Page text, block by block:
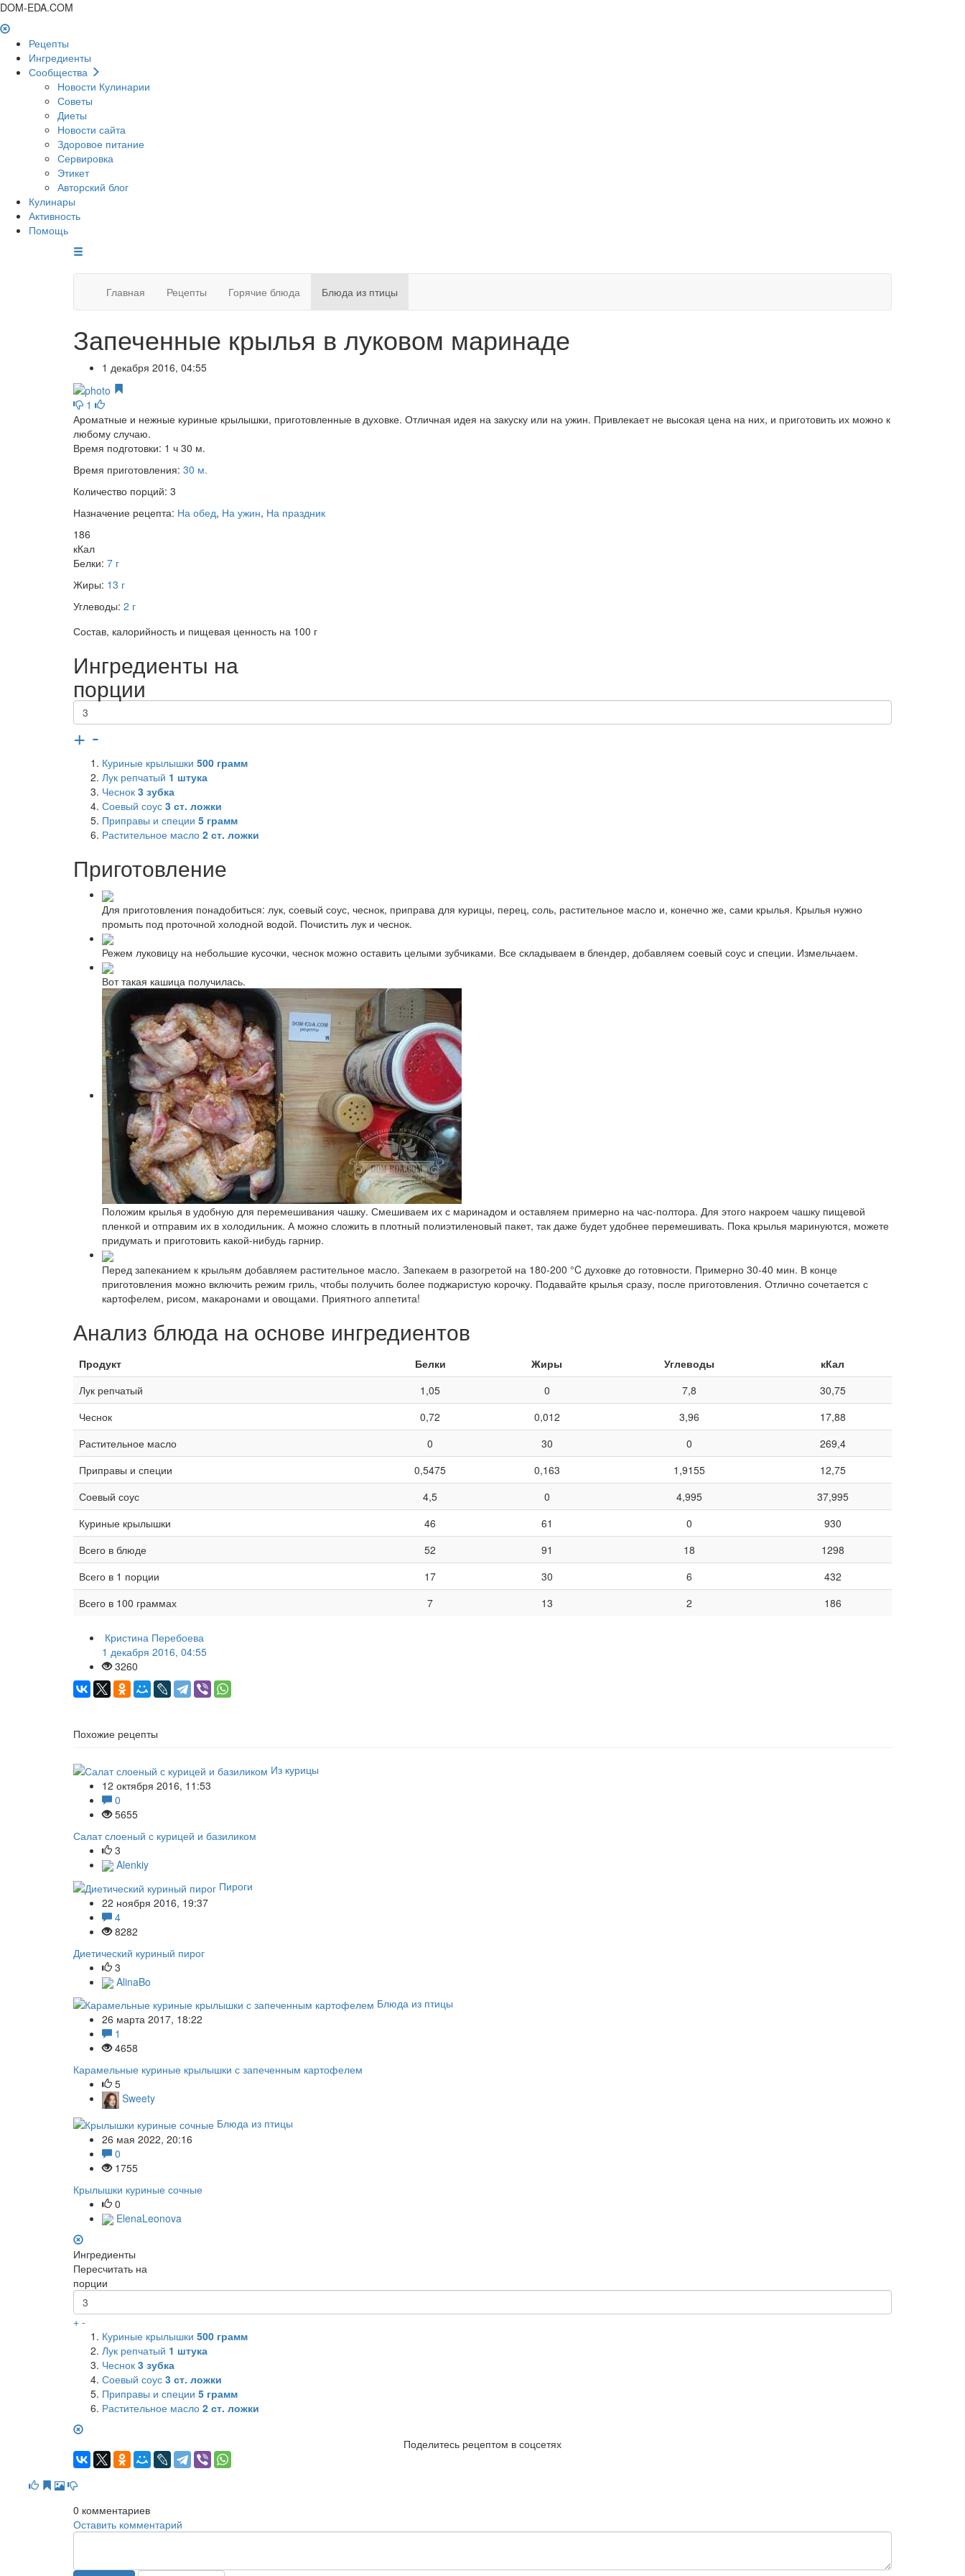
DOM-EDA.COM
Рецепты
Ингредиенты
Сообщества
Новости Кулинарии
Советы
Диеты
Новости сайта
Здоровое питание
Сервировка
Этикет
Авторский блог
Кулинары
Активность
Помощь
Главная Рецепты Горячие блюда Блюда из птицы
Запеченные крылья в луковом маринаде
1 декабря 2016, 04:55
1
Ароматные и нежные куриные крылышки, приготовленные в духовке. Отличная идея на закуску или на ужин. Привлекает не высокая цена на них, и приготовить их можно к
любому случаю.
Время подготовки: 1 ч 30 м.
Время приготовления: 30 м.
Количество порций: 3
Назначение рецепта: На обед, На ужин, На праздник
186
кКал
Белки: 7 г
Жиры: 13 г
Углеводы: 2 г
Состав, калорийность и пищевая ценность на 100 г
Ингредиенты на
порции
+ -
Куриные крылышки 500 грамм
Лук репчатый 1 штука
Чеснок 3 зубка
Соевый соус 3 ст. ложки
Приправы и специи 5 грамм
Растительное масло 2 ст. ложки
Приготовление
Для приготовления понадобиться: лук, соевый соус, чеснок, приправа для курицы, перец, соль, растительное масло и, конечно же, сами крылья. Крылья нужно
промыть под проточной холодной водой. Почистить лук и чеснок.
Режем луковицу на небольшие кусочки, чеснок можно оставить целыми зубчиками. Все складываем в блендер, добавляем соевый соус и специи. Измельчаем.
Вот такая кашица получилась.
Положим крылья в удобную для перемешивания чашку. Смешиваем их с маринадом и оставляем примерно на час-полтора. Для этого накроем чашку пищевой
пленкой и отправим их в холодильник. А можно сложить в плотный полиэтиленовый пакет, так даже будет удобнее перемешивать. Пока крылья маринуются, можете
придумать и приготовить какой-нибудь гарнир.
Перед запеканием к крыльям добавляем растительное масло. Запекаем в разогретой на 180-200 °C духовке до готовности. Примерно 30-40 мин. В конце
приготовления можно включить режим гриль, чтобы получить более поджаристую корочку. Подавайте крылья сразу, после приготовления. Отлично сочетается с
картофелем, рисом, макаронами и овощами. Приятного аппетита!
Анализ блюда на основе ингредиентов
Продукт Белки Жиры Углеводы
кКал
Лук репчатый
1,05 0 7,8
30,75
Чеснок
0,72 0,012 3,96
17,88
Растительное масло
0 30 0
269,4
Приправы и специи
0,5475 0,163 1,9155
12,75
Соевый соус
4,5 0 4,995
37,995
Куриные крылышки
46 61 0
930
Всего в блюде
52 91 18
1298
Всего в 1 порции
17 30 6
432
Всего в 100 граммах
7 13 2 186
Кристина Перебоева
1 декабря 2016, 04:55
3260
Похожие рецепты
Из курицы
12 октября 2016, 11:53
0
5655
Салат слоеный с курицей и базиликом
3
Alenkiy
Пироги
22 ноября 2016, 19:37
4
8282
Диетический куриный пирог
3
AlinaBo
Блюда из птицы
26 марта 2017, 18:22
1
4658
Карамельные куриные крылышки с запеченным картофелем
5
Sweety
Блюда из птицы
26 мая 2022, 20:16
0
1755
Крылышки куриные сочные
0
ElenaLeonova
Ингредиенты
Пересчитать на
порции
+ -
Куриные крылышки 500 грамм
Лук репчатый 1 штука
Чеснок 3 зубка
Соевый соус 3 ст. ложки
Приправы и специи 5 грамм
Растительное масло 2 ст. ложки
Поделитесь рецептом в соцсетях
0 комментариев
Оставить комментарий